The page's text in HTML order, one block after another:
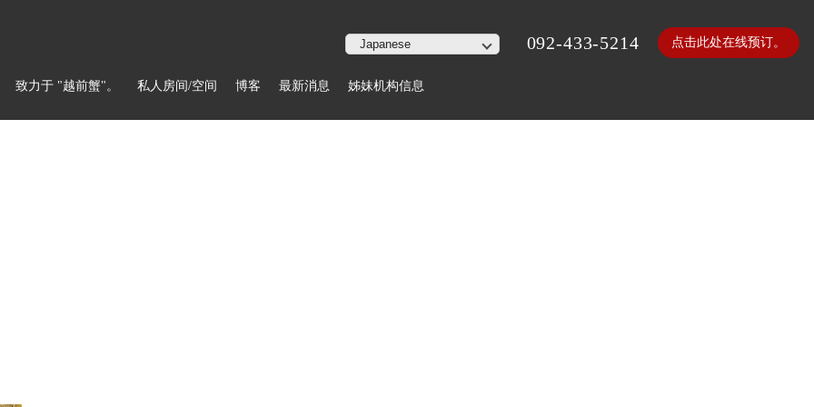
致力于 "越前蟹"。 私人房间/空间 博客 最新消息 姊妹机构信息
092-433-5214 点击此处在线预订。